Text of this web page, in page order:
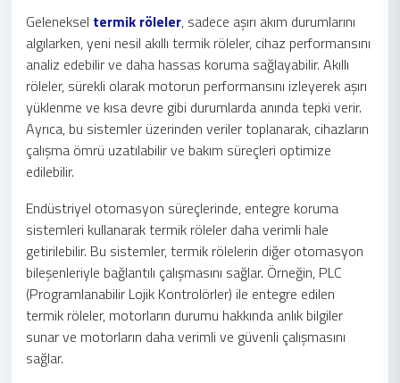
Geleneksel termik röleler, sadece aşırı akım durumlarını
algılarken, yeni nesil akıllı termik röleler, cihaz performansını
analiz edebilir ve daha hassas koruma sağlayabilir. Akıllı
röleler, sürekli olarak motorun performansını izleyerek aşırı
yüklenme ve kısa devre gibi durumlarda anında tepki verir.
Ayrıca, bu sistemler üzerinden veriler toplanarak, cihazların
çalışma ömrü uzatılabilir ve bakım süreçleri optimize
edilebilir.
Endüstriyel otomasyon süreçlerinde, entegre koruma
sistemleri kullanarak termik röleler daha verimli hale
getirilebilir. Bu sistemler, termik rölelerin diğer otomasyon
bileşenleriyle bağlantılı çalışmasını sağlar. Örneğin, PLC
(Programlanabilir Lojik Kontrolörler) ile entegre edilen
termik röleler, motorların durumu hakkında anlık bilgiler
sunar ve motorların daha verimli ve güvenli çalışmasını
sağlar.